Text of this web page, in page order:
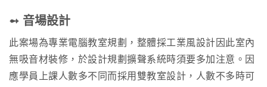
➻ 音場設計
此案場為專業電腦教室規劃，整體採工業風設計因此室內
無吸音材裝修，於設計規劃擴聲系統時須要多加注意。因
應學員上課人數多不同而採用雙教室設計，人數不多時可